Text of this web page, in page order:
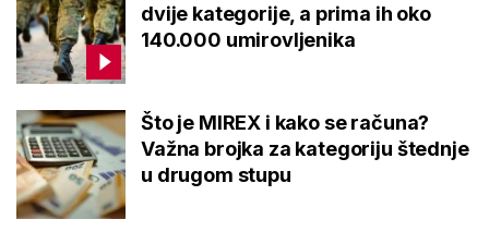
dvije kategorije, a prima ih oko
140.000 umirovljenika
Što je MIREX i kako se računa?
Važna brojka za kategoriju štednje
u drugom stupu